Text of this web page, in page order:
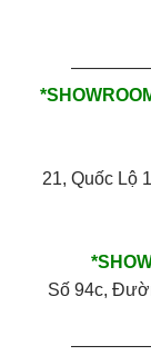
21, Quốc Lộ
Số 94c,